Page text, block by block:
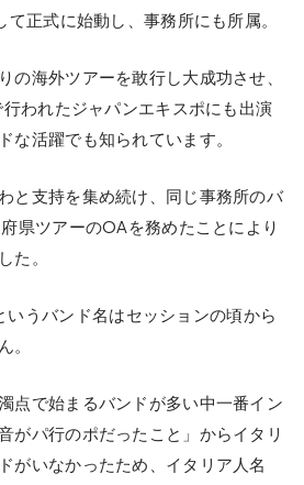
正式に始動し、事務所にも所属。
の海外ツアーを敢行し大成功させ、
われたジャパンエキスポにも出演
な活躍でも知られています。
と支持を集め続け、同じ事務所のバ
県ツアーのOAを務めたことにより
た。
うバンド名はセッションの頃から
。
点で始まるバンドが多い中一番イン
がパ行のポだったこと」からイタリ
がいなかったため、イタリア人名